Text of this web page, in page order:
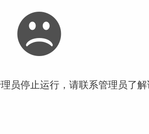
员停止运行，请联系管理员了